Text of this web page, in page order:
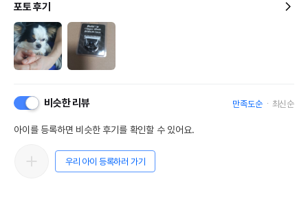
포토 후기
비슷한 리뷰 만족도순 최신순
아이를 등록하면 비슷한 후기를 확인할 수 있어요.
우리 아이 등록하러 가기